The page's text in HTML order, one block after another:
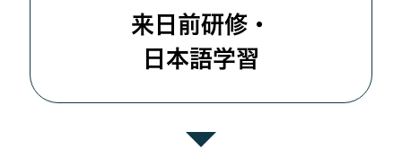
来日前研修・
日本語学習